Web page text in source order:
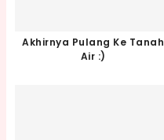
Akhirnya Pulang Ke Tanah
Air :)